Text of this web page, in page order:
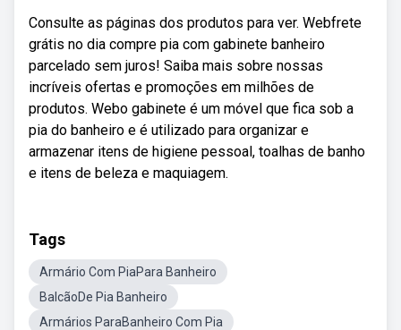
Consulte as páginas dos produtos para ver. Webfrete
grátis no dia compre pia com gabinete banheiro
parcelado sem juros! Saiba mais sobre nossas
incríveis ofertas e promoções em milhões de
produtos. Webo gabinete é um móvel que fica sob a
pia do banheiro e é utilizado para organizar e
armazenar itens de higiene pessoal, toalhas de banho
e itens de beleza e maquiagem.
Tags
Armário Com PiaPara Banheiro
BalcãoDe Pia Banheiro
Armários ParaBanheiro Com Pia